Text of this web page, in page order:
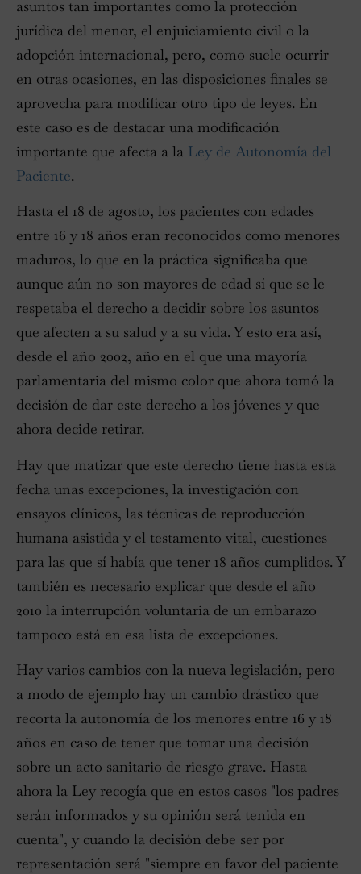
asuntos tan importantes como la protección
jurídica del menor, el enjuiciamiento civil o la
adopción internacional, pero, como suele ocurrir
en otras ocasiones, en las disposiciones finales se
aprovecha para modificar otro tipo de leyes. En
este caso es de destacar una modificación
importante que afecta a la Ley de Autonomía del
Paciente.
Hasta el 18 de agosto, los pacientes con edades
entre 16 y 18 años eran reconocidos como menores
maduros, lo que en la práctica significaba que
aunque aún no son mayores de edad sí que se le
respetaba el derecho a decidir sobre los asuntos
que afecten a su salud y a su vida. Y esto era así,
desde el año 2002, año en el que una mayoría
parlamentaria del mismo color que ahora tomó la
decisión de dar este derecho a los jóvenes y que
ahora decide retirar.
Hay que matizar que este derecho tiene hasta esta
fecha unas excepciones, la investigación con
ensayos clínicos, las técnicas de reproducción
humana asistida y el testamento vital, cuestiones
para las que sí había que tener 18 años cumplidos. Y
también es necesario explicar que desde el año
2010 la interrupción voluntaria de un embarazo
tampoco está en esa lista de excepciones.
Hay varios cambios con la nueva legislación, pero
a modo de ejemplo hay un cambio drástico que
recorta la autonomía de los menores entre 16 y 18
años en caso de tener que tomar una decisión
sobre un acto sanitario de riesgo grave. Hasta
ahora la Ley recogía que en estos casos "los padres
serán informados y su opinión será tenida en
cuenta", y cuando la decisión debe ser por
representación será "siempre en favor del paciente